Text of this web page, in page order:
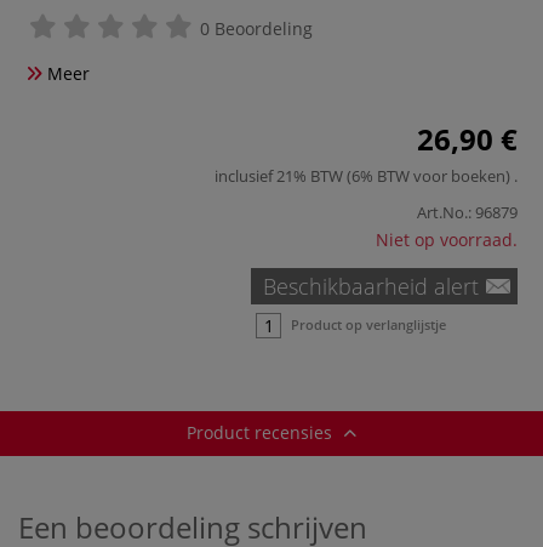
0 Beoordeling
Meer
26,90 €
inclusief 21% BTW (6% BTW voor boeken) .
Art.No.: 96879
Niet op voorraad.
Beschikbaarheid alert
Product op verlanglijstje
Product recensies
Een beoordeling schrijven